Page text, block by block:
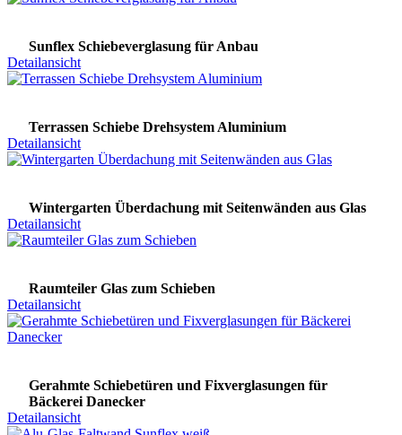
Sunflex Schiebeverglasung für Anbau
Detailansicht
Terrassen Schiebe Drehsystem Aluminium
Detailansicht
Wintergarten Überdachung mit Seitenwänden aus Glas
Detailansicht
Raumteiler Glas zum Schieben
Detailansicht
Gerahmte Schiebetüren und Fixverglasungen für
Bäckerei Danecker
Detailansicht